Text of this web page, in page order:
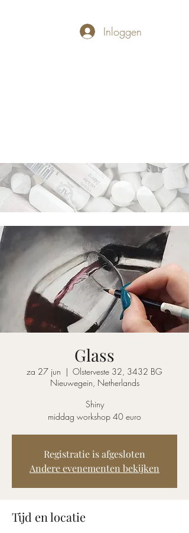
Inloggen
Glass
za 27 jun
  |
Olsterveste 32, 3432 BG
Nieuwegein, Netherlands
Shiny
middag workshop 40 euro
Registratie is afgesloten
Andere evenementen bekijken
Tijd en locatie